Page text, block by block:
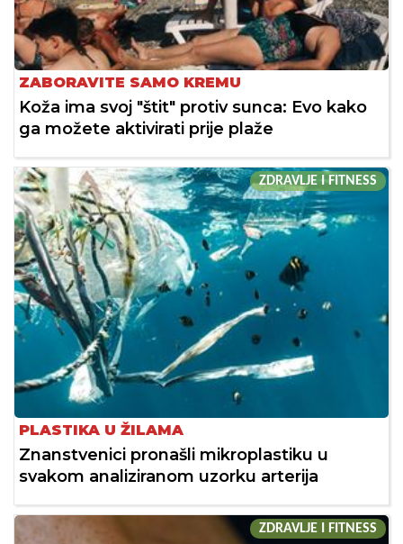
ZABORAVITE SAMO KREMU
Koža ima svoj "štit" protiv sunca: Evo kako
ga možete aktivirati prije plaže
ZDRAVLJE I FITNESS
PLASTIKA U ŽILAMA
Znanstvenici pronašli mikroplastiku u
svakom analiziranom uzorku arterija
ZDRAVLJE I FITNESS